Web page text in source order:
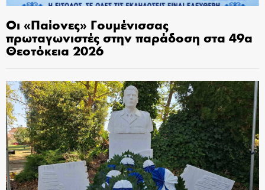
Οι «Παίονες» Γουμένισσας
πρωταγωνιστές στην παράδοση στα 49α
Θεοτόκεια 2026